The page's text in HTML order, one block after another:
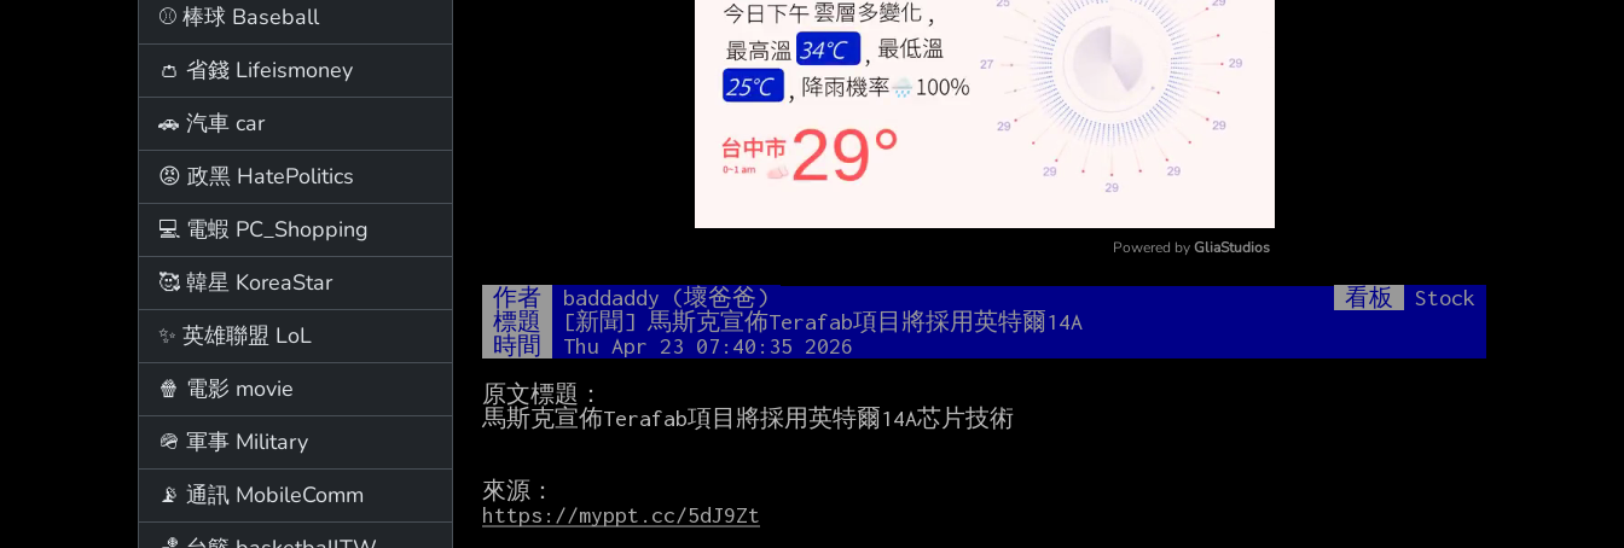
⚾ 棒球 Baseball
👛 省錢 Lifeismoney
🚗 汽車 car
😡 政黑 HatePolitics
💻 電蝦 PC_Shopping
🥰 韓星 KoreaStar
✨ 英雄聯盟 LoL
🍿 電影 movie
🪖 軍事 Military
📡 通訊 MobileComm
Powered by GliaStudios
作者 baddaddy (壞爸爸) 看板
Stock
標題
[新聞] 馬斯克宣佈Terafab項目將採用英特爾14A
時間
Thu Apr 23 07:40:35 2026
原文標題：
馬斯克宣佈Terafab項目將採用英特爾14A芯片技術
https://myppt.cc/5dJ9Zt